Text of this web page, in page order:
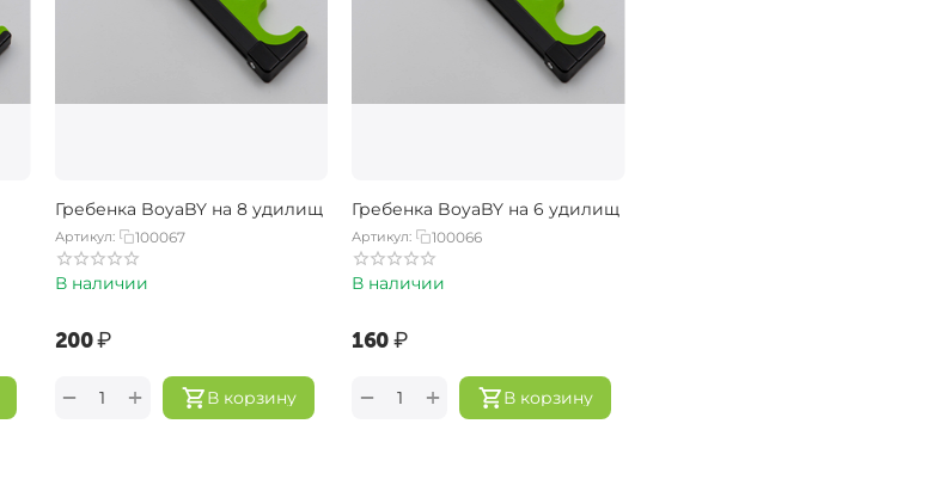
Гребенка BoyaBY на 8 удилищ
Артикул: 100067
В наличии
‍200‍₽
В корзину
+
−
Гребенка BoyaBY на 6 удилищ
Артикул: 100066
В наличии
‍160‍₽
В корзину
+
−